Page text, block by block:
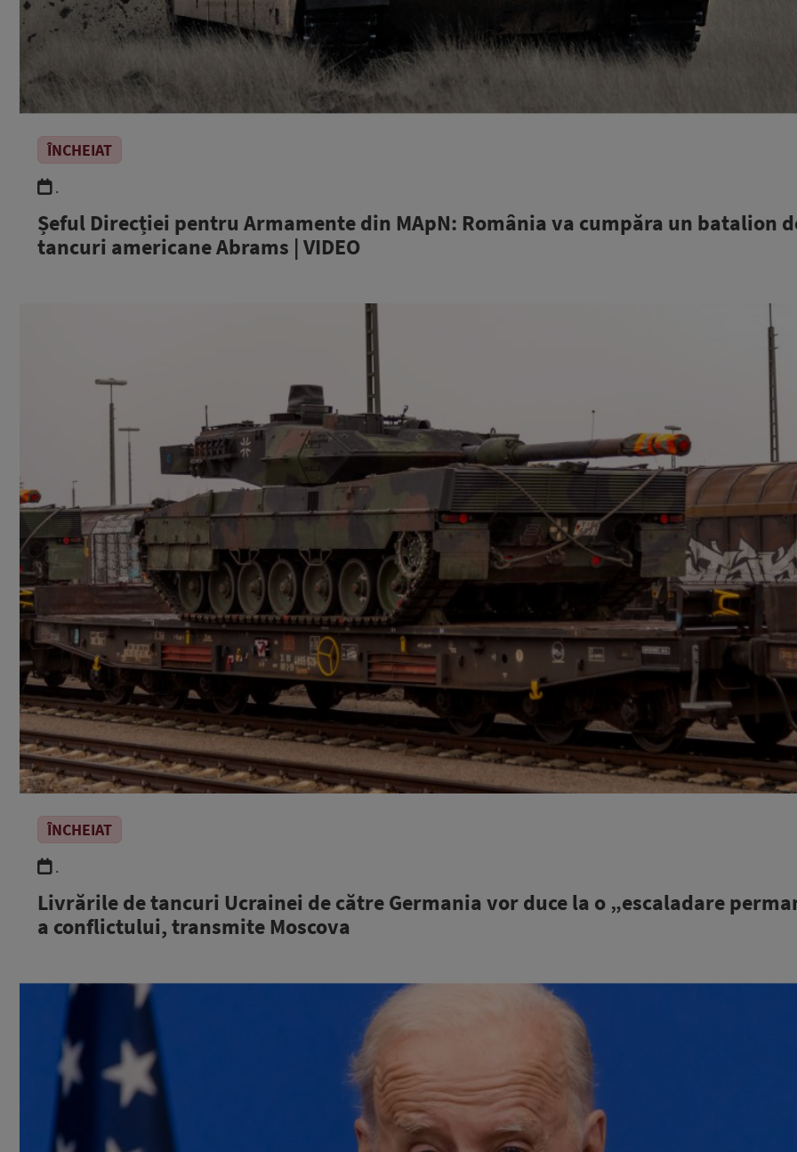
ÎNCHEIAT
.
Șeful Direcției pentru Armamente din MApN: România va cumpăra un batalion
tancuri americane Abrams | VIDEO
ÎNCHEIAT
.
Livrările de tancuri Ucrainei de către Germania vor duce la o „escaladare
a conflictului, transmite Moscova